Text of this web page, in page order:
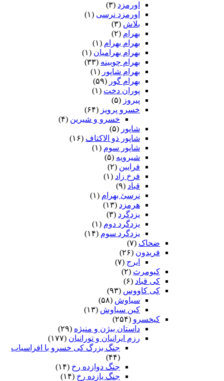
اورمزد (۳)
اورمزد نرسى‏ (۱)
بلاش (۳)
بهرام (۲)
بهرام بهرام (۱)
بهرام بهرامیان‏ (۱)
بهرام چوبینه (۳۳)
بهرام شاپور (۱)
بهرام گور (۵۹)
پوران دخت (۱)
پیروز (۵)
خسرو پرویز (۶۴)
خسرو و شیرین (۴)
شاپور (۵)
شاپور ذو الاکتاف (۱۶)
شاپور سوم‏ (۱)
شیرویه (۵)
فرایین (۲)
فرخ زاد (۱)
قباد (۹)
نرسئ بهرام‏ (۱)
هرمزد (۱۳)
یزدگرد (۳)
یزدگرد دوم (۱)
یزدگرد سوم (۱۴)
ضحاک (۷)
فریدون (۲۶)
ایرج (۷)
کیومرث (۲)
کی قباد (۶)
کی کاووس (۹۳)
سیاوش (۵۸)
کین سیاوش (۱۳)
کیخسرو (۲۵۴)
داستان بیژن و منیژه (۲۹)
رزم ایرانیان و تورانیان (۱۷۷)
جنگ بزرگ کی خسرو با افراسیاب
(۴۴)
جنگ دوازده رخ (۱۴)
جنگ یازده رخ (۱۴)